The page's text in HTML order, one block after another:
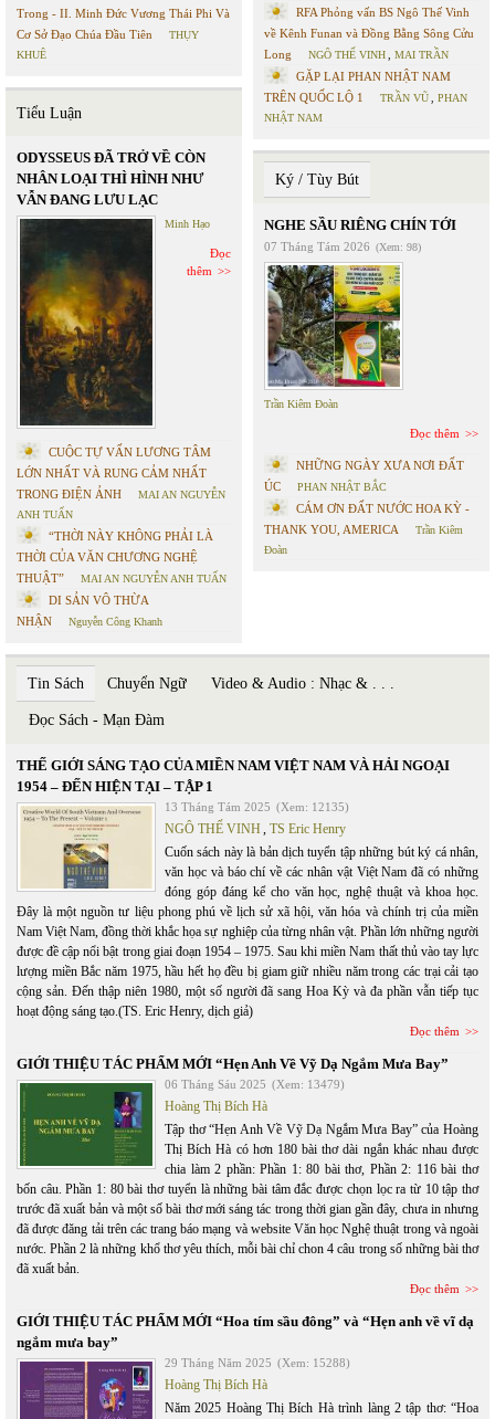
Trong - II. Minh Đức Vương Thái Phi Và
Cơ Sở Đạo Chúa Đầu Tiên
THỤY
KHUÊ
Tiểu Luận
ODYSSEUS ĐÃ TRỞ VỀ CÒN
NHÂN LOẠI THÌ HÌNH NHƯ
VẪN ĐANG LƯU LẠC
Minh Hạo
Đọc
thêm
CUỘC TỰ VẤN LƯƠNG TÂM
LỚN NHẤT VÀ RUNG CẢM NHẤT
TRONG ĐIỆN ẢNH
MAI AN NGUYỄN
ANH TUẤN
“THỜI NÀY KHÔNG PHẢI LÀ
THỜI CỦA VĂN CHƯƠNG NGHỆ
THUẬT”
MAI AN NGUYỄN ANH TUẤN
DI SẢN VÔ THỪA
NHẬN
Nguyễn Công Khanh
RFA Phỏng vấn BS Ngô Thế Vinh
về Kênh Funan và Đồng Bằng Sông Cửu
Long
NGÔ THẾ VINH MAI TRẦN
GẶP LẠI PHAN NHẬT NAM
TRÊN QUỐC LỘ 1
TRẦN VŨ
PHAN
NHẬT NAM
Ký / Tùy Bút
NGHE SẦU RIÊNG CHÍN TỚI
07 Tháng Tám 2026 (Xem: 98)
Trần Kiêm Đoàn
Đọc thêm
NHỮNG NGÀY XƯA NƠI ĐẤT
ÚC
PHAN NHẬT BẮC
CÁM ƠN ĐẤT NƯỚC HOA KỲ -
THANK YOU, AMERICA
Trần Kiêm
Đoàn
Tin Sách Chuyển Ngữ Video & Audio : Nhạc & . . .
Đọc Sách - Mạn Đàm
THẾ GIỚI SÁNG TẠO CỦA MIỀN NAM VIỆT NAM VÀ HẢI NGOẠI
1954 – ĐẾN HIỆN TẠI – TẬP 1
13 Tháng Tám 2025 (Xem: 12135)
NGÔ THẾ VINH, TS Eric Henry
Cuốn sách này là bản dịch tuyển tập những bút ký cá nhân,
văn học và báo chí về các nhân vật Việt Nam đã có những
đóng góp đáng kể cho văn học, nghệ thuật và khoa học.
Đây là một nguồn tư liệu phong phú về lịch sử xã hội, văn hóa và chính trị của miền
Nam Việt Nam, đồng thời khắc họa sự nghiệp của từng nhân vật. Phần lớn những người
được đề cập nổi bật trong giai đoạn 1954 – 1975. Sau khi miền Nam thất thủ vào tay lực
lượng miền Bắc năm 1975, hầu hết họ đều bị giam giữ nhiều năm trong các trại cải tạo
cộng sản. Đến thập niên 1980, một số người đã sang Hoa Kỳ và đa phần vẫn tiếp tục
hoạt động sáng tạo.(TS. Eric Henry, dịch giả)
Đọc thêm
GIỚI THIỆU TÁC PHẨM MỚI “Hẹn Anh Về Vỹ Dạ Ngắm Mưa Bay”
06 Tháng Sáu 2025 (Xem: 13479)
Hoàng Thị Bích Hà
Tập thơ “Hẹn Anh Về Vỹ Dạ Ngắm Mưa Bay” của Hoàng
Thị Bích Hà có hơn 180 bài thơ dài ngắn khác nhau được
chia làm 2 phần: Phần 1: 80 bài thơ, Phần 2: 116 bài thơ
bốn câu. Phần 1: 80 bài thơ tuyển là những bài tâm đắc được chọn lọc ra từ 10 tập thơ
trước đã xuất bản và một số bài thơ mới sáng tác trong thời gian gần đây, chưa in nhưng
đã được đăng tải trên các trang báo mạng và website Văn học Nghệ thuật trong và ngoài
nước. Phần 2 là những khổ thơ yêu thích, mỗi bài chỉ chon 4 câu trong số những bài thơ
đã xuất bản.
Đọc thêm
GIỚI THIỆU TÁC PHẨM MỚI “Hoa tím sầu đông” và “Hẹn anh về vĩ dạ
ngắm mưa bay”
29 Tháng Năm 2025 (Xem: 15288)
Hoàng Thị Bích Hà
Năm 2025 Hoàng Thị Bích Hà trình làng 2 tập thơ: “Hoa